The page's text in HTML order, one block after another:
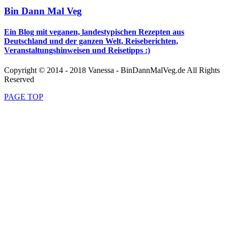
Bin Dann Mal Veg
Ein Blog mit veganen, landestypischen Rezepten aus
Deutschland und der ganzen Welt, Reiseberichten,
Veranstaltungshinweisen und Reisetipps :)
Copyright © 2014 - 2018 Vanessa - BinDannMalVeg.de All Rights
Reserved
PAGE TOP